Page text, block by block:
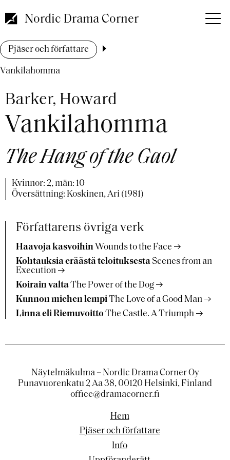
till
huvudinnehåll
Nordic Drama Corner
Länkstig
Pjäser och författare
Vankilahomma
Barker, Howard
Vankilahomma
The Hang of the Gaol
Kvinnor: 2, män: 10
Översättning: Koskinen, Ari (1981)
Författarens övriga verk
Haavoja kasvoihin Wounds to the Face
Kohtauksia eräästä teloituksestaScenes from an
Execution
Koirain valtaThe Power of the Dog
Kunnon miehen lempiThe Love of a Good Man
Linna eli RiemuvoittoThe Castle. A Triumph
Näytelmäkulma – Nordic Drama Corner Oy
Punavuorenkatu 2 Aa 38, 00120 Helsinki, Finland
office@dramacorner.fi
Hem
Pjäser och författare
Info